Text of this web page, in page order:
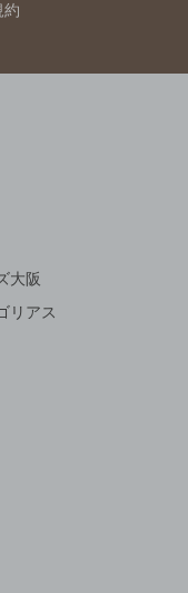
約
大阪
リアス